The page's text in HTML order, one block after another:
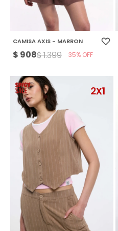
CAMISA AXIS - MARRON
$ 908$1.399 35